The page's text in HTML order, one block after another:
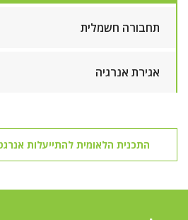
תחבורה חשמלית
אגירת אנרגיה
התכנית הלאומית להתייעלות אנרגטית